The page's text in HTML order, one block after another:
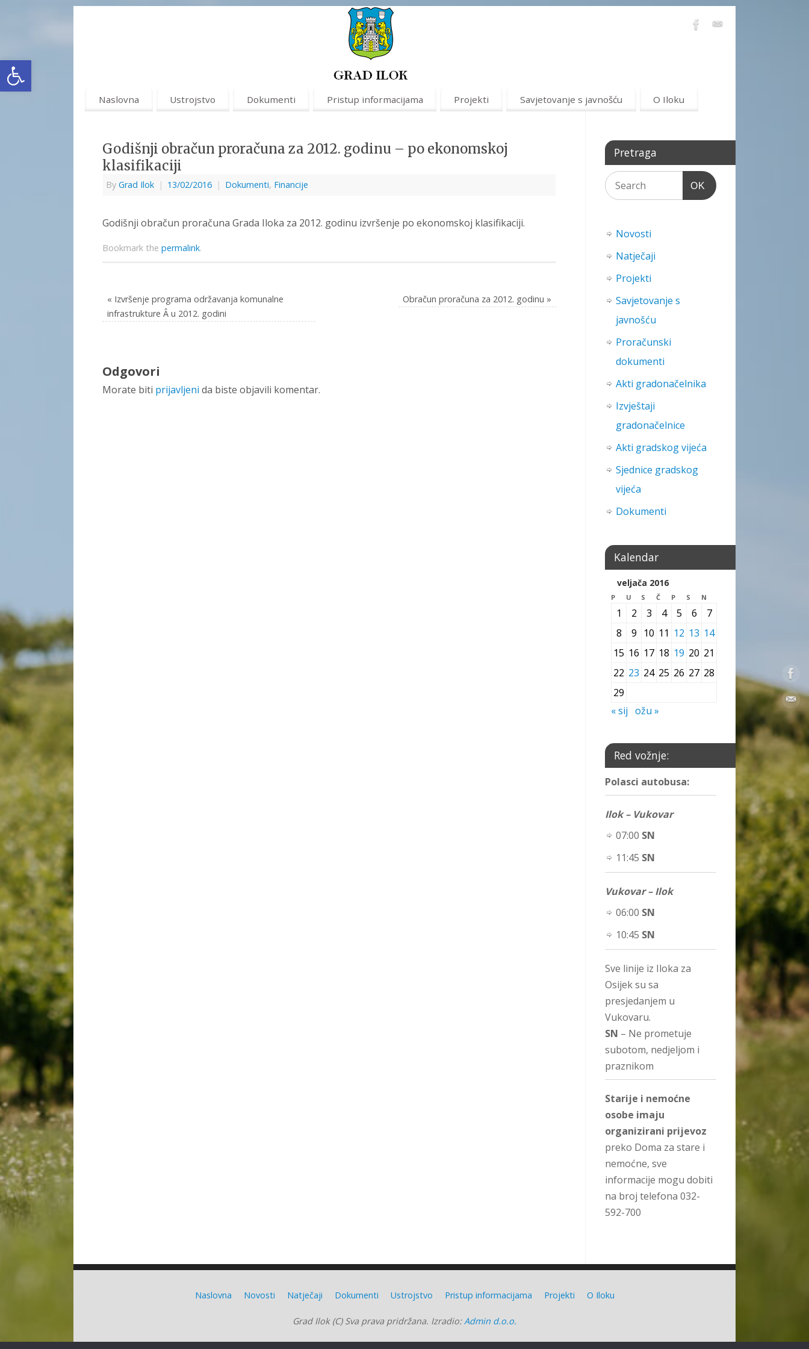
Open toolbar
Naslovna Ustrojstvo Dokumenti Pristup informacijama Projekti Savjetovanje s javnošću O Iloku
Godišnji obračun proračuna za 2012. godinu – po ekonomskoj
klasifikaciji
By Grad Ilok | 13/02/2016 | Dokumenti, Financije
Godišnji obračun proračuna Grada Iloka za 2012. godinu izvršenje po ekonomskoj klasifikaciji.
Bookmark the permalink.
« Izvršenje programa održavanja komunalne
infrastrukture Â u 2012. godini
Obračun proračuna za 2012. godinu »
Odgovori
Morate biti prijavljeni da biste objavili komentar.
Pretraga
OK
Novosti
Natječaji
Projekti
Savjetovanje s
javnošću
Proračunski
dokumenti
Akti gradonačelnika
Izvještaji
gradonačelnice
Akti gradskog vijeća
Sjednice gradskog
vijeća
Dokumenti
Kalendar
veljača 2016
P U S Č P S N
1 2 3 4 5 6
7
8
9 10 11 12 13 14
15 16 17 18 19 20 21
22 23 24 25 26 27 28
29
« sij ožu »
Red vožnje:
Polasci autobusa:
Ilok – Vukovar
07:00 SN
11:45 SN
Vukovar – Ilok
06:00 SN
10:45 SN
Sve linije iz Iloka za
Osijek su sa
presjedanjem u
Vukovaru.
SN – Ne prometuje
subotom, nedjeljom i
praznikom
Starije i nemoćne
osobe imaju
organizirani prijevoz
preko Doma za stare i
nemoćne, sve
informacije mogu dobiti
na broj telefona 032-
592-700
Naslovna Novosti Natječaji Dokumenti Ustrojstvo Pristup informacijama Projekti O Iloku
Grad Ilok (C) Sva prava pridržana. Izradio: Admin d.o.o.